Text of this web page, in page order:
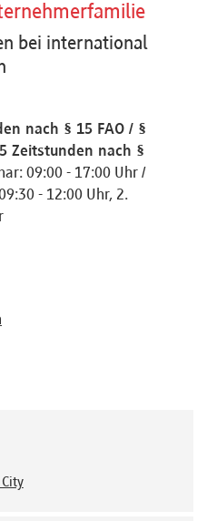
bei international
nach § 15 FAO / §
Zeitstunden nach §
09:00 - 17:00 Uhr /
- 12:00 Uhr, 2.